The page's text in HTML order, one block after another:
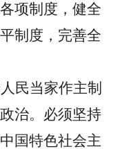
项制度，健全
制度，完善全
民当家作主制
治。 必须坚持
国特色社会主